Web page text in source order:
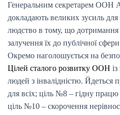
Генеральним секретарем ООН
докладають великих зусиль
людство в тому, що дотримання
залучення їх до публічної
Окремо наголошується на
Цілей сталого розвитку ООН
людей з інвалідністю. Йдеться
для всіх; ціль №8 – гідну
ціль №10 – скорочення